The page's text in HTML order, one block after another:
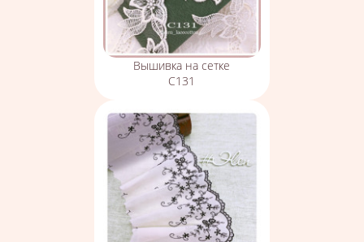
Вышивка на сетке
С131